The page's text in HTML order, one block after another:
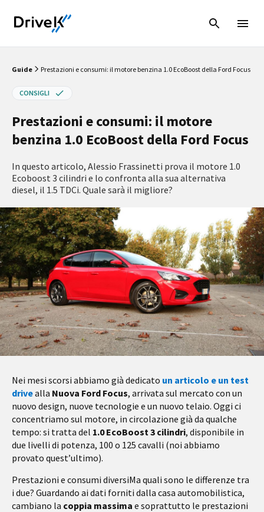
Guide Prestazioni e consumi: il motore benzina 1.0 EcoBoost della Ford Focus
CONSIGLI
Prestazioni e consumi: il motore
benzina 1.0 EcoBoost della Ford Focus
In questo articolo, Alessio Frassinetti prova il motore 1.0
Ecoboost 3 cilindri e lo confronta alla sua alternativa
diesel, il 1.5 TDCi. Quale sarà il migliore?
Nei mesi scorsi abbiamo già dedicato un articolo e un test
drivealla Nuova Ford Focus, arrivata sul mercato con un
nuovo design, nuove tecnologie e un nuovo telaio. Oggi ci
concentriamo sul motore, in circolazione già da qualche
tempo: si tratta del 1.0 EcoBoost 3 cilindri, disponibile in
due livelli di potenza, 100 o 125 cavalli (noi abbiamo
provato quest’ultimo).
Prestazioni e consumi diversiMa quali sono le differenze tra
i due? Guardando ai dati forniti dalla casa automobilistica,
cambiano la coppia massima e soprattutto le prestazioni